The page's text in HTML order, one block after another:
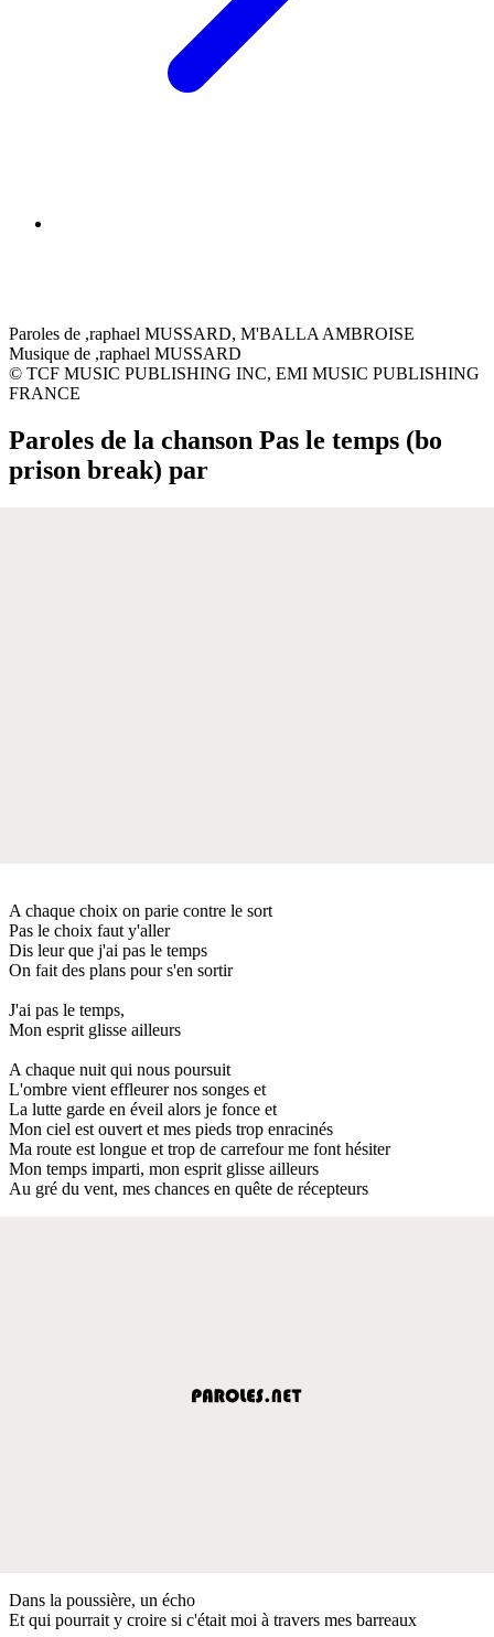
Paroles de ,raphael MUSSARD, M'BALLA AMBROISE
Musique de ,raphael MUSSARD
© TCF MUSIC PUBLISHING INC, EMI MUSIC PUBLISHING
FRANCE
Paroles de la chanson Pas le temps (bo
prison break) par
A chaque choix on parie contre le sort
Pas le choix faut y'aller
Dis leur que j'ai pas le temps
On fait des plans pour s'en sortir
J'ai pas le temps,
Mon esprit glisse ailleurs
A chaque nuit qui nous poursuit
L'ombre vient effleurer nos songes et
La lutte garde en éveil alors je fonce et
Mon ciel est ouvert et mes pieds trop enracinés
Ma route est longue et trop de carrefour me font hésiter
Mon temps imparti, mon esprit glisse ailleurs
Au gré du vent, mes chances en quête de récepteurs
Dans la poussière, un écho
Et qui pourrait y croire si c'était moi à travers mes barreaux